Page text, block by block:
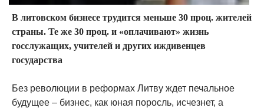
В литовском бизнесе трудится меньше 30 проц. жителей
страны. Те же 30 проц. и «оплачивают» жизнь
госслужащих, учителей и других иждивенцев
государства
Без революции в реформах Литву ждет печальное
будущее – бизнес, как юная поросль, исчезнет, а